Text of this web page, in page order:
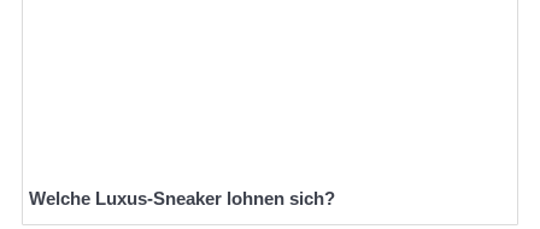
Welche Luxus-Sneaker lohnen sich?